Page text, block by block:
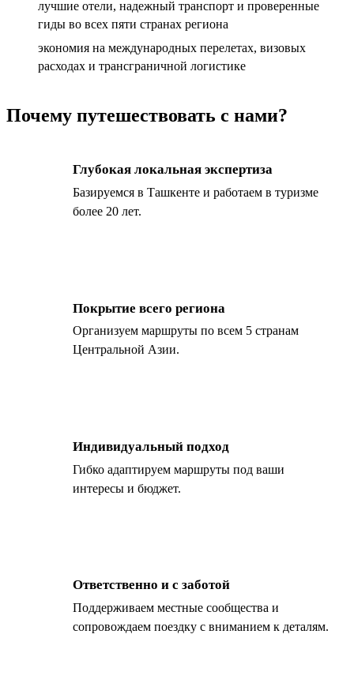
лучшие отели, надежный транспорт и проверенные
гиды во всех пяти странах региона
экономия на международных перелетах, визовых
расходах и трансграничной логистике
Почему путешествовать с нами?
Глубокая локальная экспертиза
Базируемся в Ташкенте и работаем в туризме
более 20 лет.
Покрытие всего региона
Организуем маршруты по всем 5 странам
Центральной Азии.
Индивидуальный подход
Гибко адаптируем маршруты под ваши
интересы и бюджет.
Ответственно и с заботой
Поддерживаем местные сообщества и
сопровождаем поездку с вниманием к деталям.